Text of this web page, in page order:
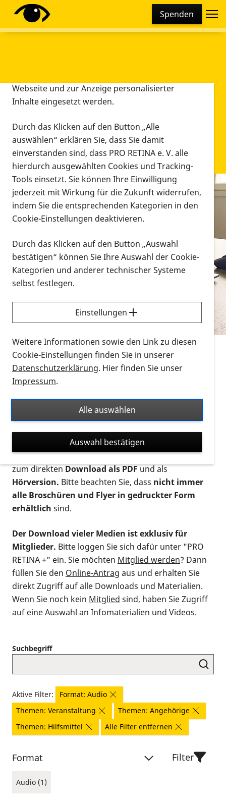
Spenden
Infomaterial
Infomaterial
Vorlesen
Alle Infomaterialien in verschiedenen
Formaten an einem Ort
Sie möchten wissen, wie Sie nach Infonmaterial
suchen und dieses bestellen bzw. herunterladen
können? Schauen Sie sich dieErklärvideos zum
Thema Infomaterial auf der PRO RETINA-Website
für blinde und sehbehinderte Menschen an.
Auf dieser Seite finden Sie sämtliches Infomaterial
Ort. Nutzen Sie den Formatfilter, um ausschließlich
nach Flyern und Broschüren, Audios oder Videos zu
suchen. Die meisten Flyer und Broschüren werden in
verschiedenen Formaten angeboten: zur
postalischen Bestellung als gedruckte Variante
zum direktenDownload als PDFund als
Hörversion. Bitte beachten Sie, dass nicht immer
alle Broschüren und Flyer in gedruckter Form
erhältlich sind.
Der Download vieler Medien ist exklusiv für
Mitglieder. Bitte loggen Sie sich dafür unter "PRO
RETINA +" ein. Sie möchten Mitglied werden? Dann
füllen Sie den Online-Antrag aus und erhalten Sie
direkt Zugriff auf alle Downloads und Materialien.
Wenn Sie noch kein Mitglied sind, haben Sie Zugriff
auf eine Auswahl an Infomaterialien und Videos.
Suchbegriff
Aktive Filter:
Format: Audio
Themen: Veranstaltung
Themen: Angehörige
Themen: Hilfsmittel
Alle Filter entfernen
Format
Audio (1)
Filter
Diese Webseite setzt verschiedene Cookies und
Tracking-Tools ein. Dies beinhaltet Cookies und
Webseite und zur Anzeige personalisierter
Inhalte eingesetzt werden.
Durch das Klicken auf den Button „Alle
auswählen“ erklären Sie, dass Sie damit
einverstanden sind, dass PRO RETINA e. V. alle
hierdurch ausgewählten Cookies und Tracking-
Tools einsetzt. Sie können Ihre Einwilligung
jederzeit mit Wirkung für die Zukunft widerrufen,
indem Sie die entsprechenden Kategorien in den
Cookie-Einstellungen deaktivieren.
Durch das Klicken auf den Button „Auswahl
bestätigen“ können Sie Ihre Auswahl der Cookie-
Kategorien und anderer technischer Systeme
selbst festlegen.
Einstellungen
Weitere Informationen sowie den Link zu diesen
Cookie-Einstellungen finden Sie in unserer
Datenschutzerklärung. Hier finden Sie unser
Impressum.
Alle auswählen
Auswahl bestätigen